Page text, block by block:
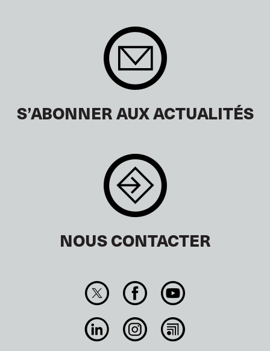
S’ABONNER AUX ACTUALITÉS
NOUS CONTACTER